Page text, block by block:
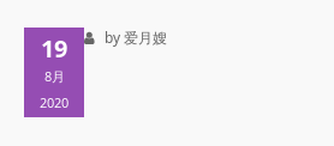
19
8月
2020
by 爱月嫂